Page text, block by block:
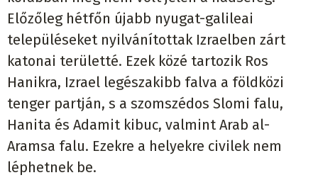
Előzőleg hétfőn újabb nyugat-galileai
településeket nyilvánítottak Izraelben zárt
katonai területté. Ezek közé tartozik Ros
Hanikra, Izrael legészakibb falva a földközi
tenger partján, s a szomszédos Slomi falu,
Hanita és Adamit kibuc, valmint Arab al-
Aramsa falu. Ezekre a helyekre civilek nem
léphetnek be.